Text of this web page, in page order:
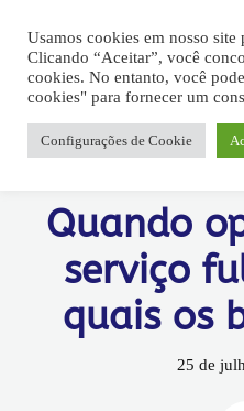
Quando
serviço
quais os
25 de
Usamos cookies em nosso
Clicando “Aceitar”, você
cookies. No entanto, você
cookies" para fornecer um
Configurações de Cookie